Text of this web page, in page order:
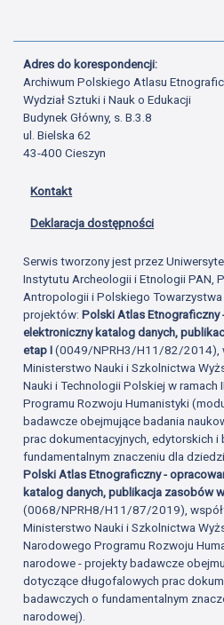
Adres do korespondencji:
Archiwum Polskiego Atlasu
Wydział Sztuki i Nauk o Edukacji
Budynek Główny, s. B.3.8
ul. Bielska 62
43-400 Cieszyn
Kontakt
Deklaracja dostępności
Serwis tworzony jest przez
Instytutu Archeologii i Etnologii PAN,
Antropologii i Polskiego
projektów:Polski Atlas Etnograficzny
elektroniczny katalog danych,
etap I(0049/NPRH3/H11/82/2014),
Ministerstwo Nauki i Szkolnictwa
Nauki i Technologii Polskiej w ramach
Programu Rozwoju Humanistyki
badawcze obejmujące badania
prac dokumentacyjnych, edytorskich i
fundamentalnym znaczeniu dla
Polski Atlas Etnograficzny -
katalog danych, publikacja zasobów
(0068/NPRH8/H11/87/2019),
Ministerstwo Nauki i Szkolnictwa
Narodowego Programu Rozwoju
narodowe - projekty badawcze
dotyczące długofalowych prac
badawczych o fundamentalnym
narodowej).